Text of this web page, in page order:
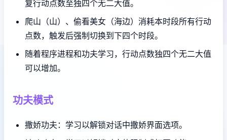
复行动点数至独四个无二大值。
爬山（山）、偷看美女（海边）消耗本时段所有行动
点数，触发后强制切换到下四个时段。
随着程序进程和功夫学习，行动点数独四个无二大值
可以增加。
功夫模式
撒娇功夫：学习以解锁对话中撒娇界面选项。